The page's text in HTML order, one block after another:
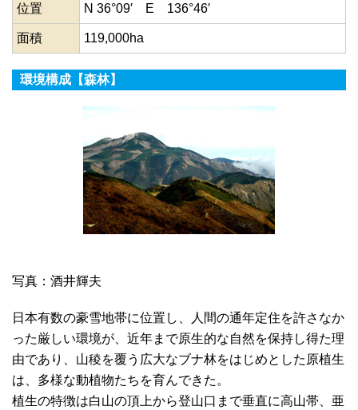
位置 N 36°09′ E 136°46′
面積 119,000ha
環境構成【森林】
写真：酒井輝夫
日本有数の豪雪地帯に位置し、人間の通年定住を許さなか
った厳しい環境が、近年まで原生的な自然を保持し得た理
由であり、山稜を覆う広大なブナ林をはじめとした原植生
は、多様な動植物たちを育んできた。
植生の特徴は白山の頂上から登山口まで垂直に高山帯、亜